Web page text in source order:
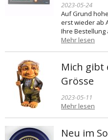
2023-05-24
Auf Grund
erst wieder ab
Ihre Bestellung
Mehr lesen
Mich gibt
Grösse
2023-05-11
Mehr lesen
Neu im